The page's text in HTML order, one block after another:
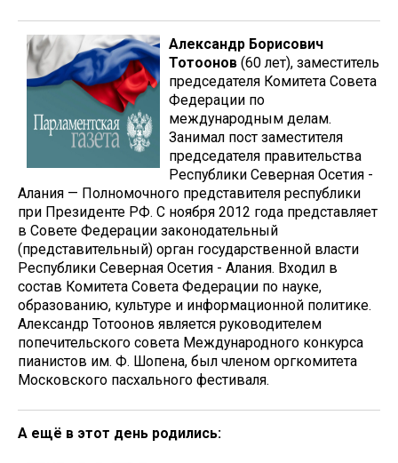
Александр Борисович
Тотоонов (60 лет), заместитель
председателя Комитета Совета
Федерации по
международным делам.
Занимал пост заместителя
председателя правительства
Республики Северная Осетия -
Алания — Полномочного представителя республики
при Президенте РФ. С ноября 2012 года представляет
в Совете Федерации законодательный
(представительный) орган государственной власти
Республики Северная Осетия - Алания. Входил в
состав Комитета Совета Федерации по науке,
образованию, культуре и информационной политике.
Александр Тотоонов является руководителем
попечительского совета Международного конкурса
пианистов им. Ф. Шопена, был членом оргкомитета
Московского пасхального фестиваля.
А ещё в этот день родились: